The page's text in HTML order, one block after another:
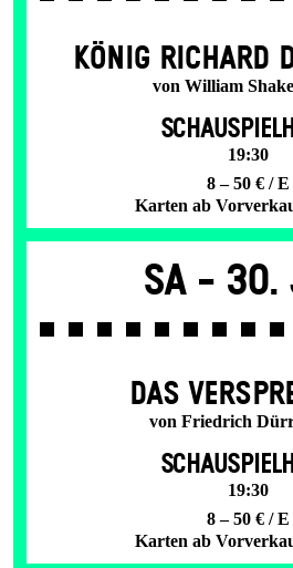
KÖNIG RICHARD
von William
19:30
8 – 50 € / E
Karten ab
Sa - 30.
DAS
von Friedrich
19:30
8 – 50 € / E
Karten ab